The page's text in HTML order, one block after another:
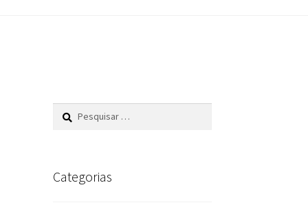
Pesquisar
Categorias